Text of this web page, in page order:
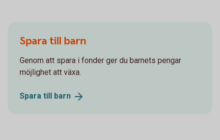
Spara till barn
Genom att spara i fonder ger du barnets pengar
möjlighet att växa.
Spara till barn